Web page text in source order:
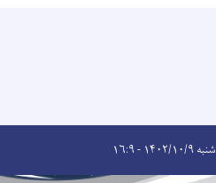
شنبه ۱۴۰۲/۱۰/۹ - ۱۶:۹